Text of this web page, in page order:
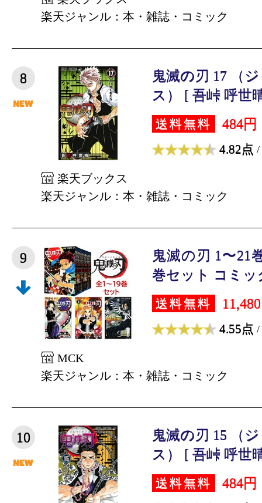
楽天ジャンル：本・雑誌・コミック
8
鬼滅の刃 17 （
ス） [ 吾峠 呼世
送料無料 484円
4.82点 /
楽天ブックス
楽天ジャンル：本・雑誌・コミック
9
鬼滅の刃 1〜21
巻セット コミッ
送料無料
4.55点 /
MCK
楽天ジャンル：本・雑誌・コミック
10
鬼滅の刃 15 （
ス） [ 吾峠 呼世
送料無料 484円